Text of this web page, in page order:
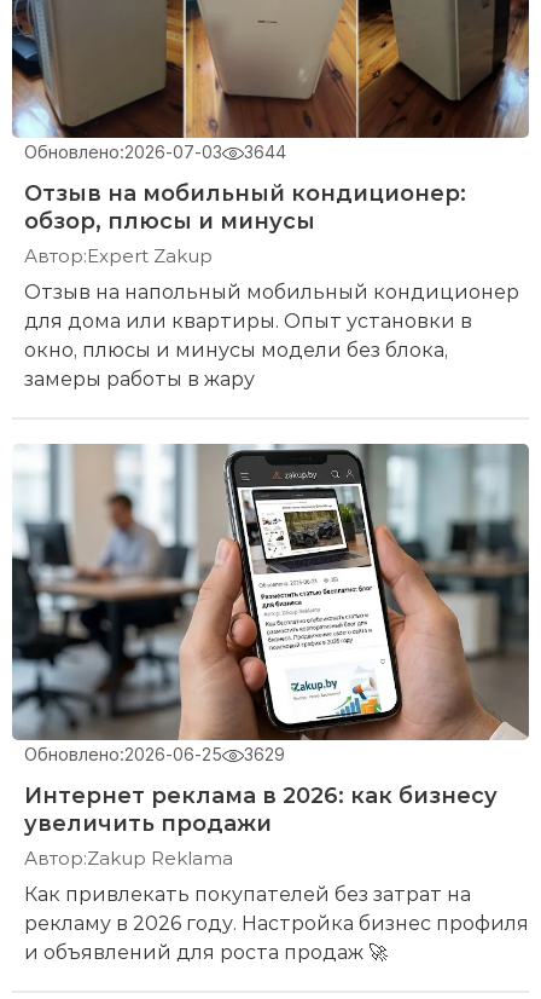
Обновлено:2026-07-03 3644
Отзыв на мобильный кондиционер:
обзор, плюсы и минусы
Автор:Expert Zakup
Отзыв на напольный мобильный кондиционер
для дома или квартиры. Опыт установки в
окно, плюсы и минусы модели без блока,
замеры работы в жару
Обновлено:2026-06-25 3629
Интернет реклама в 2026: как бизнесу
увеличить продажи
Автор:Zakup Reklama
Как привлекать покупателей без затрат на
рекламу в 2026 году. Настройка бизнес профиля
и объявлений для роста продаж 🚀